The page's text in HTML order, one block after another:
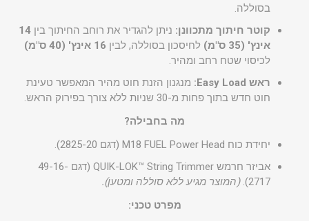
בסוללה.
קוטר חיתוך מתכוונן: ניתן להגדיר את רוחב החיתוך בין 14
אינץ' (35 ס"מ)
לחיסכון בסוללה, לבין 16 אינץ' (40 ס"מ)
לכיסוי שטח רחב ומהיר.
ראש Easy Load:
מנגנון הזנת חוט מהיר המאפשר טעינת
חוט חדש בתוך פחות מ-30 שניות ללא צורך בפירוק הראש.
מה בחבילה?
יחידת כוח M18 FUEL Power Head (דגם 2825-20).
אביזר חרמש QUIK-LOK™ String Trimmer (דגם 49-16-
2717).
(המוצר מגיע ללא סוללה ומטען).
מפרט טכני: